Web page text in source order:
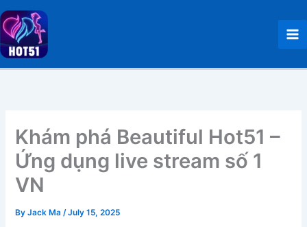
Skip
to
content
Khám phá Beautiful Hot51 –
Ứng dụng live stream số 1
VN
ByJack Ma/July 15, 2025